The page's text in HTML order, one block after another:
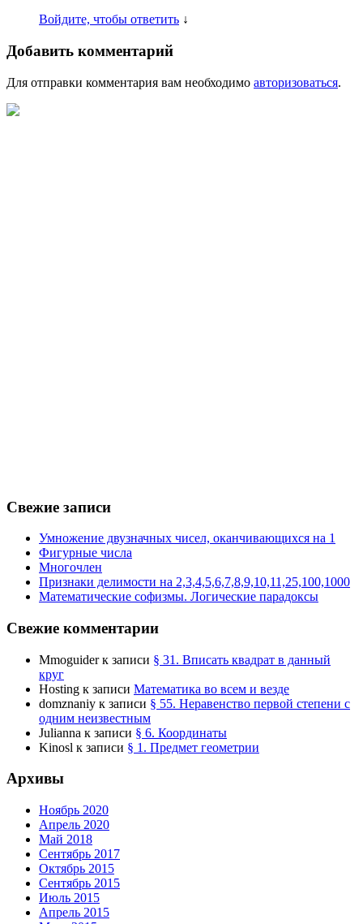
Войдите, чтобы ответить ↓
Добавить комментарий
Для отправки комментария вам необходимо авторизоваться.
Свежие записи
Умножение двузначных чисел, оканчивающихся на 1
Фигурные числа
Многочлен
Признаки делимости на 2,3,4,5,6,7,8,9,10,11,25,100,1000
Математические софизмы. Логические парадоксы
Свежие комментарии
Mmoguiderк записи § 31. Вписать квадрат в данный
круг
Hosting к записи Математика во всем и везде
domznaniy к записи § 55. Неравенство первой степени с
одним неизвестным
Julianna к записи § 6. Координаты
Kinosl к записи § 1. Предмет геометрии
Архивы
Ноябрь 2020
Апрель 2020
Май 2018
Сентябрь 2017
Октябрь 2015
Сентябрь 2015
Июль 2015
Апрель 2015